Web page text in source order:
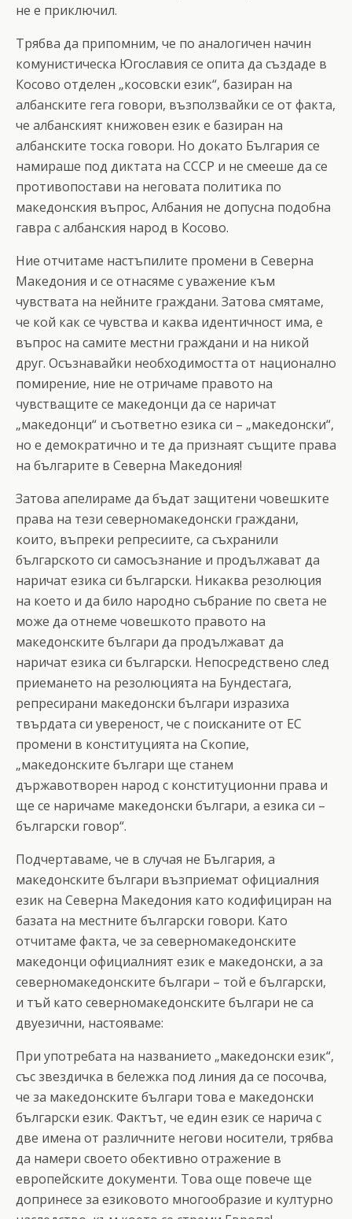
не е приключил.
Трябва да припомним, че по аналогичен начин
комунистическа Югославия се опита да създаде в
Косово отделен „косовски език“, базиран на
албанските гега говори, възползвайки се от факта,
че албанският книжовен език е базиран на
албанските тоска говори. Но докато България се
намираше под диктата на СССР и не смееше да се
противопостави на неговата политика по
македонския въпрос, Албания не допусна подобна
гавра с албанския народ в Косово.
Ние отчитаме настъпилите промени в Северна
Македония и се отнасяме с уважение към
чувствата на нейните граждани. Затова смятаме,
че кой как се чувства и каква идентичност има, е
въпрос на самите местни граждани и на никой
друг. Осъзнавайки необходимостта от национално
помирение, ние не отричаме правото на
чувстващите се македонци да се наричат
„македонци“ и съответно езика си – „македонски“,
но е демократично и те да признаят същите права
на българите в Северна Македония!
Затова апелираме да бъдат защитени човешките
права на тези северномакедонски граждани,
които, въпреки репресиите, са съхранили
българското си самосъзнание и продължават да
наричат езика си български. Никаква резолюция
на което и да било народно събрание по света не
може да отнеме човешкото правото на
македонските българи да продължават да
наричат езика си български. Непосредствено след
приемането на резолюцията на Бундестага,
репресирани македонски българи изразиха
твърдата си увереност, че с поисканите от ЕС
промени в конституцията на Скопие,
„македонските българи ще станем
държавотворен народ с конституционни права и
ще се наричаме македонски българи, а езика си –
български говор“.
Подчертаваме, че в случая не България, а
македонските българи възприемат официалния
език на Северна Македония като кодифициран на
базата на местните български говори. Като
отчитаме факта, че за северномакедонските
македонци официалният език е македонски, а за
северномакедонските българи – той е български,
и тъй като северномакедонските българи не са
двуезични, настояваме:
При употребата на названието „македонски език“,
със звездичка в бележка под линия да се посочва,
че за македонските българи това е македонски
български език. Фактът, че един език се нарича с
две имена от различните негови носители, трябва
да намери своето обективно отражение в
европейските документи. Това още повече ще
допринесе за езиковото многообразие и културно